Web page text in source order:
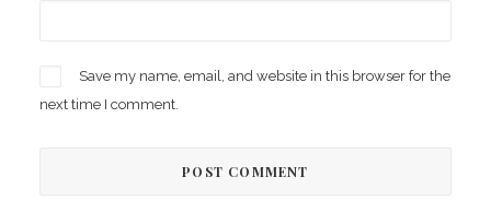
Save my name, email, and website in this browser for the
next time I comment.